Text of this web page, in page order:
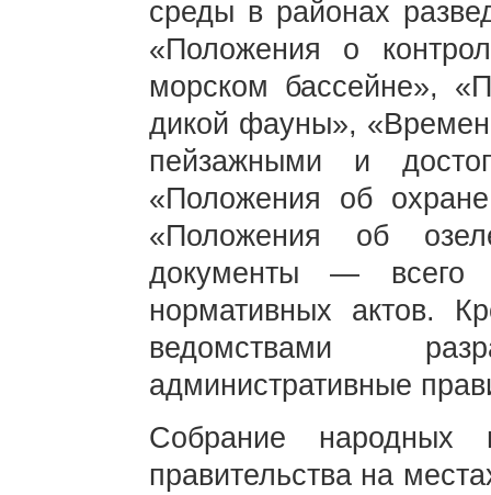
среды в районах
«Положения о
морском бассейне»,
дикой фауны»,
пейзажными и
«Положения об
«Положения об
документы — всего
нормативных актов.
ведомствами
административные
Собрание народных
правительства на